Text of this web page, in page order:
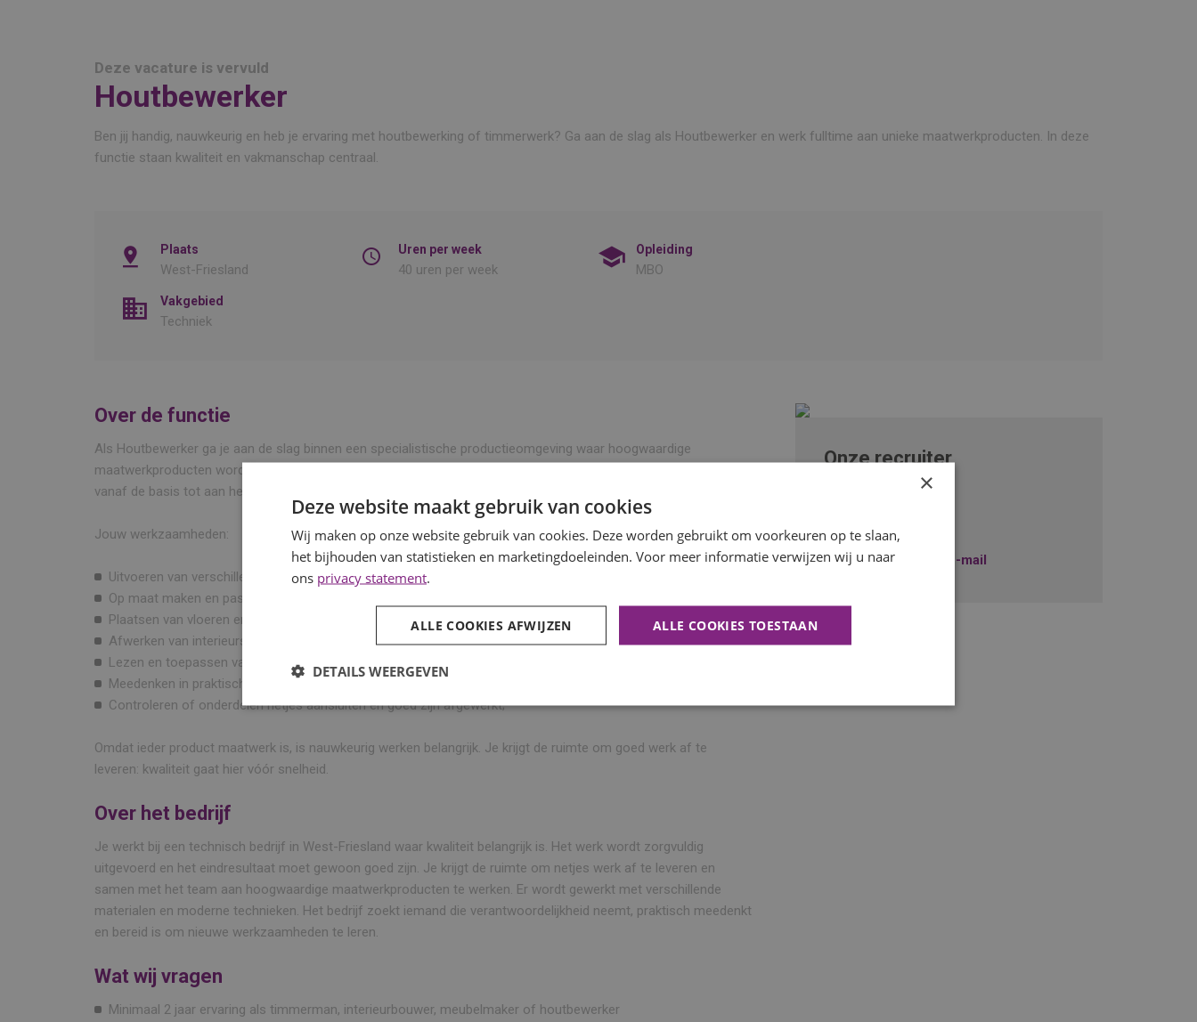
Deze vacature is vervuld
Houtbewerker
Ben jij handig, nauwkeurig en heb je ervaring met houtbewerking of timmerwerk? Ga aan de slag als Houtbewerker en werk fulltime aan unieke maatwerkproducten. In deze
functie staan kwaliteit en vakmanschap centraal.
Plaats
West-Friesland
Uren per week
40 uren per week
Opleiding
MBO
Vakgebied
Techniek
Over de functie
Als Houtbewerker ga je aan de slag binnen een specialistische productieomgeving waar hoogwaardige
maatwerkproducten worden gemaakt. Je werkt mee aan het opbouwen, monteren en afwerken van producten
vanaf de basis tot aan het eindresultaat.
Jouw werkzaamheden:
Uitvoeren van verschillende houtbewerkings-, timmer- en montagewerkzaamheden;
Op maat maken en passend maken van houten onderdelen;
Plaatsen van vloeren en monteren van houten onderdelen;
Afwerken van interieurs en andere maatwerkonderdelen;
Lezen en toepassen van technische tekeningen;
Meedenken in praktische oplossingen tijdens het werkproces;
Controleren of onderdelen netjes aansluiten en goed zijn afgewerkt;
Omdat ieder product maatwerk is, is nauwkeurig werken belangrijk. Je krijgt de ruimte om goed werk af te
leveren: kwaliteit gaat hier vóór snelheid.
Over het bedrijf
Je werkt bij een technisch bedrijf in West-Friesland waar kwaliteit belangrijk is. Het werk wordt zorgvuldig
uitgevoerd en het eindresultaat moet gewoon goed zijn. Je krijgt de ruimte om netjes werk af te leveren en
samen met het team aan hoogwaardige maatwerkproducten te werken. Er wordt gewerkt met verschillende
materialen en moderne technieken. Het bedrijf zoekt iemand die verantwoordelijkheid neemt, praktisch meedenkt
en bereid is om nieuwe werkzaamheden te leren.
Wat wij vragen
Minimaal 2 jaar ervaring als timmerman, interieurbouwer, meubelmaker of houtbewerker
Onze recruiter
Freek Lauwers
Stuur mij een e-mail
×
Deze website maakt gebruik van cookies
Wij maken op onze website gebruik van cookies. Deze worden gebruikt om voorkeuren op te slaan,
het bijhouden van statistieken en marketingdoeleinden. Voor meer informatie verwijzen wij u naar
ons privacy statement.
ALLE COOKIES TOESTAAN
ALLE COOKIES AFWIJZEN
DETAILS WEERGEVEN